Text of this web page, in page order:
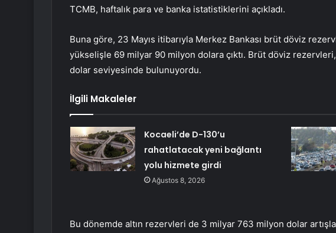
TCMB, haftalık para ve banka istatistiklerini açıkladı.
Buna göre, 23 Mayıs itibarıyla Merkez Bankası brüt döviz
yükselişle 69 milyar 90 milyon dolara çıktı. Brüt döviz
dolar seviyesinde bulunuyordu.
İlgili Makaleler
Kocaeli’de D-130’u
rahatlatacak yeni bağlantı
yolu hizmete girdi
Ağustos 8, 2026
Bu dönemde altın rezervleri de 3 milyar 763 milyon dolar